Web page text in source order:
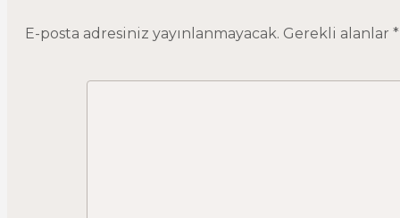
E-posta adresiniz yayınlanmayacak. Gerekli alanlar *